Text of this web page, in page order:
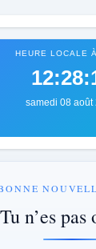
HEURE LOCALE
samedi 08 août
Tu n’es